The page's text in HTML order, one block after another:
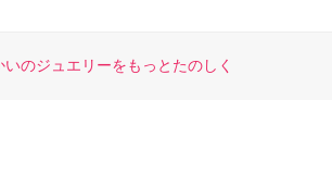
いのジュエリーをもっとたのしく